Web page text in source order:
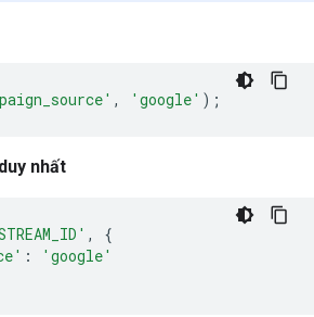
, 'google' );
nhất
,
{
:
'google'